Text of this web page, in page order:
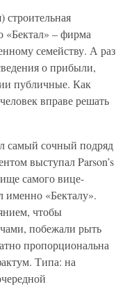
строительная
«Бектал» – фирма
семейству. А раз
о прибыли,
публичные. Как
вправе решать
самый сочный подряд
выступал Parson’s
самого вице-
«Бекталу».
чтобы
побежали рыть
пропорциональна
Типа: на